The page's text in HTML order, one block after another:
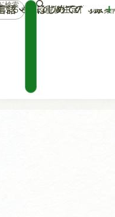
ふるさと納税移住定住のご案
語
マ
はじめての竹原